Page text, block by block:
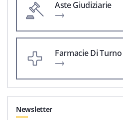
Aste Giudiziarie
Farmacie Di Turno
Newsletter